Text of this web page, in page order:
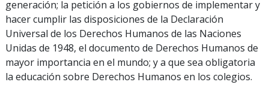
generación; la petición a los gobiernos de implementar y
hacer cumplir las disposiciones de la Declaración
Universal de los Derechos Humanos de las Naciones
Unidas de 1948, el documento de Derechos Humanos de
mayor importancia en el mundo; y a que sea obligatoria
la educación sobre Derechos Humanos en los colegios.